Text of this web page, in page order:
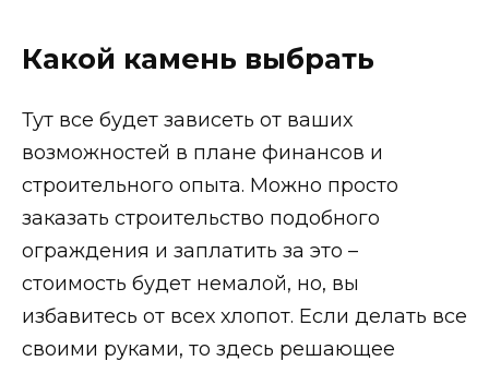
Какой камень выбрать
Тут все будет зависеть от ваших
возможностей в плане финансов и
строительного опыта. Можно просто
заказать строительство подобного
ограждения и заплатить за это –
стоимость будет немалой, но, вы
избавитесь от всех хлопот. Если делать все
своими руками, то здесь решающее